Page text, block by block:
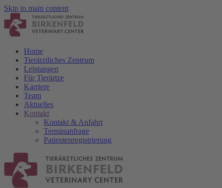
Skip to main content
Home
Tierärztliches Zentrum
Leistungen
Für Tierärtze
Karriere
Team
Aktuelles
Kontakt
Kontakt & Anfahrt
Terminanfrage
Patientenregistrierung